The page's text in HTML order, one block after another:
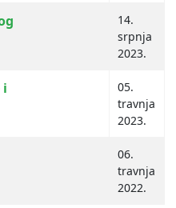
14.
srpnja
2023.
i
05.
travnja
2023.
06.
travnja
2022.